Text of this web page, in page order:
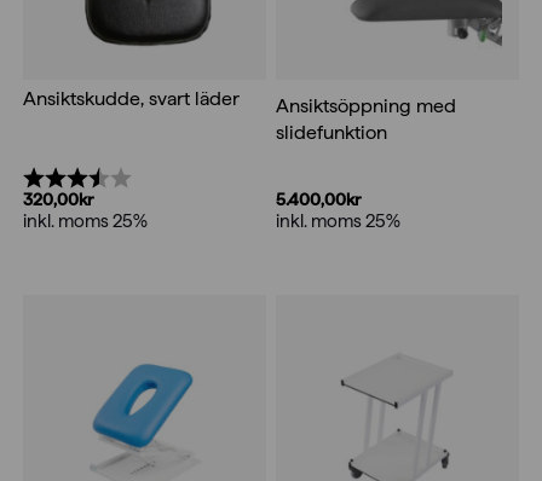
Ansiktskudde, svart läder
Betyg:
320,00kr
inkl. moms 25%
Ansiktsöppning med
slidefunktion
5.400,00kr
inkl. moms 25%